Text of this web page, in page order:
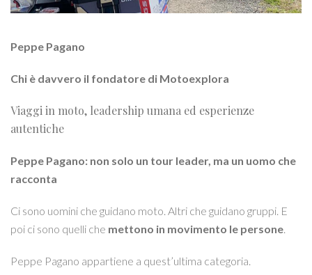
Peppe Pagano
Chi è davvero il fondatore di Motoexplora
Viaggi in moto, leadership umana ed esperienze
autentiche
Peppe Pagano: non solo un tour leader, ma un uomo che
racconta
Ci sono uomini che guidano moto. Altri che guidano gruppi. E
poi ci sono quelli che mettono in movimento le persone.
Peppe Pagano appartiene a quest’ultima categoria.